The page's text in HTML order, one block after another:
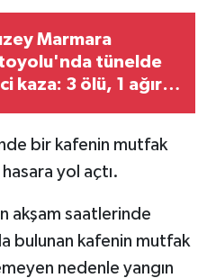
Marmara
tünelde
kaza: 3 ölü, 1 ağır
bir kafenin mutfak
yol açtı.
akşam saatlerinde
bulunan kafenin mutfak
nedenle yangın